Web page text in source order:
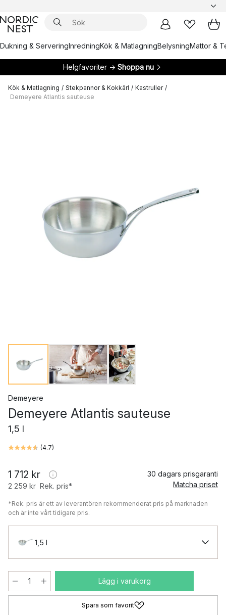
Dukning & ServeringInredningKök & MatlagningBelysningMattor &
Helgfavoriter → Shoppa nu
Kök & Matlagning / Stekpannor & Kokkärl / Kastruller /
Demeyere Atlantis sauteuse
Demeyere
Demeyere Atlantis sauteuse
1,5 l
(4.7)
1 712 kr
2 259 kr Rek. pris*
30 dagars prisgaranti
Matcha priset
*Rek. pris är ett av leverantören rekommenderat pris på marknaden
och är inte vårt tidigare pris.
1,5 l
Lägg i varukorg
Spara som favorit